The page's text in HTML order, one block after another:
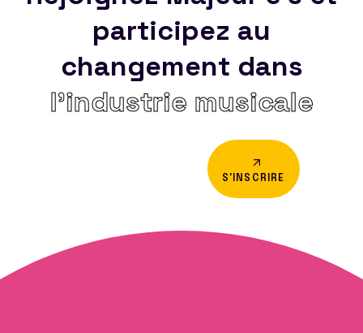
participez au
changement dans
l’industrie musicale
S'INSCRIRE